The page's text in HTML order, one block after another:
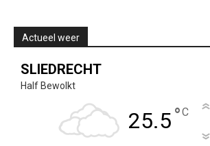
Actueel weer
SLIEDRECHT
Half Bewolkt
25.5°C